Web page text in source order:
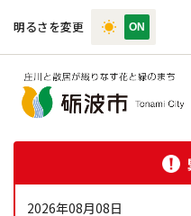
明るさを変更
2026年08月08日